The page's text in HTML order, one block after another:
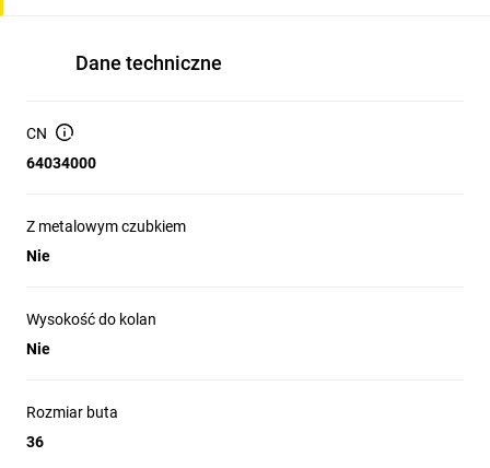
Dane techniczne
CN
64034000
Z metalowym czubkiem
Nie
Wysokość do kolan
Nie
Rozmiar buta
36